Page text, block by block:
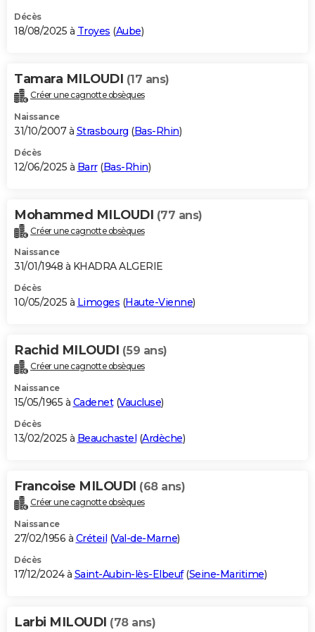
Décès
18/08/2025 à Troyes (Aube)
Tamara MILOUDI (17 ans)
Créer une cagnotte obsèques
Naissance
31/10/2007 à Strasbourg (Bas-Rhin)
Décès
12/06/2025 à Barr(Bas-Rhin)
Mohammed MILOUDI (77 ans)
Créer une cagnotte obsèques
Naissance
31/01/1948 à KHADRA ALGERIE
Décès
10/05/2025 à Limoges (Haute-Vienne)
Rachid MILOUDI (59 ans)
Créer une cagnotte obsèques
Naissance
15/05/1965 à Cadenet(Vaucluse)
Décès
13/02/2025 à Beauchastel (Ardèche)
Francoise MILOUDI (68 ans)
Créer une cagnotte obsèques
Naissance
27/02/1956 à Créteil (Val-de-Marne)
Décès
17/12/2024 à Saint-Aubin-lès-Elbeuf(Seine-Maritime)
Larbi MILOUDI (78 ans)